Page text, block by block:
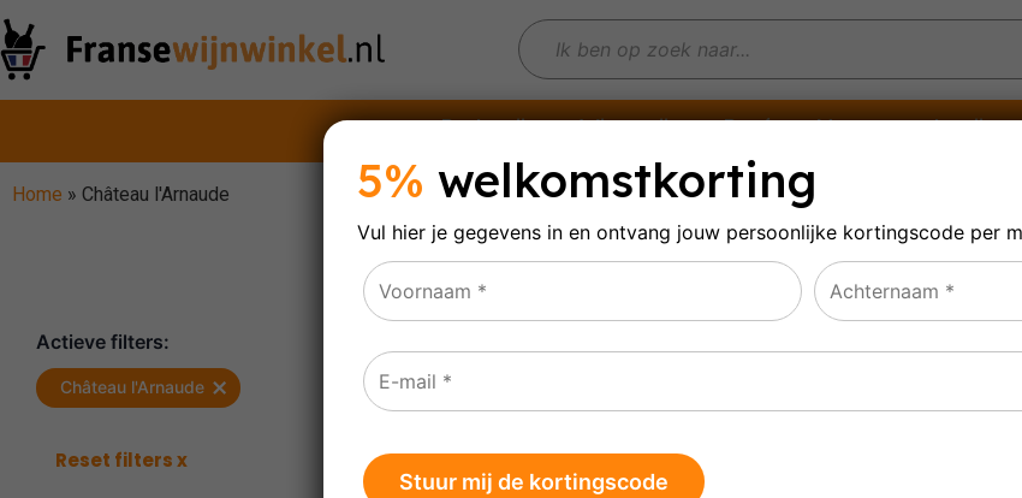
Rode wijn Witte wijn Rosé Mousserende wijn
Home » Château l'Arnaude
Château l'Arnaude
Actieve filters:
Château l'Arnaude ×
Reset filters x
5% welkomstkorting
Vul hier je gegevens in en ontvang jouw persoonlijke kortingscode per